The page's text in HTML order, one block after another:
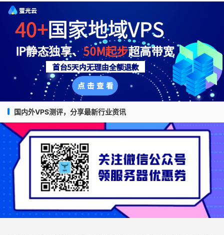
国内外VPS测评，分享最新行业资讯